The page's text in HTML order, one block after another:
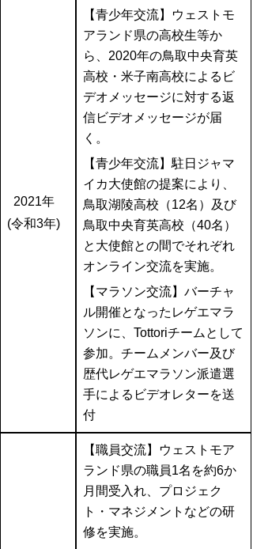
2021年
(令和3年)
【青少年交流】ウェストモ
アランド県の高校生等か
ら、2020年の鳥取中央育英
高校・米子南高校によるビ
デオメッセージに対する返
信ビデオメッセージが届
く。
【青少年交流】駐日ジャマ
イカ大使館の提案により、
鳥取湖陵高校（12名）及び
鳥取中央育英高校（40名）
と大使館との間でそれぞれ
オンライン交流を実施。
【マラソン交流】バーチャ
ル開催となったレゲエマラ
ソンに、Tottoriチームとして
参加。チームメンバー及び
歴代レゲエマラソン派遣選
手によるビデオレターを送
付
【職員交流】ウェストモア
ランド県の職員1名を約6か
月間受入れ、プロジェク
ト・マネジメントなどの研
修を実施。